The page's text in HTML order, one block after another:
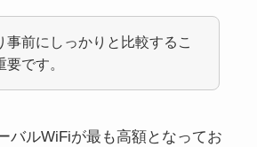
事前にしっかりと比較するこ
要です。
バルWiFiが最も高額となってお